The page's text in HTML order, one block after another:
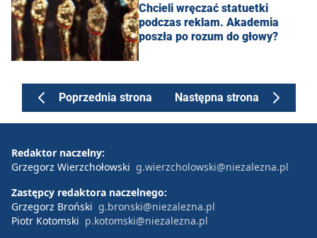
Chcieli wręczać statuetki
podczas reklam. Akademia
poszła po rozum do głowy?
Poprzednia strona Następna strona
Redaktor naczelny:
Grzegorz Wierzchołowski g.wierzcholowski@niezalezna.pl
Zastępcy redaktora naczelnego:
Grzegorz Broński g.bronski@niezalezna.pl
Piotr Kotomski p.kotomski@niezalezna.pl